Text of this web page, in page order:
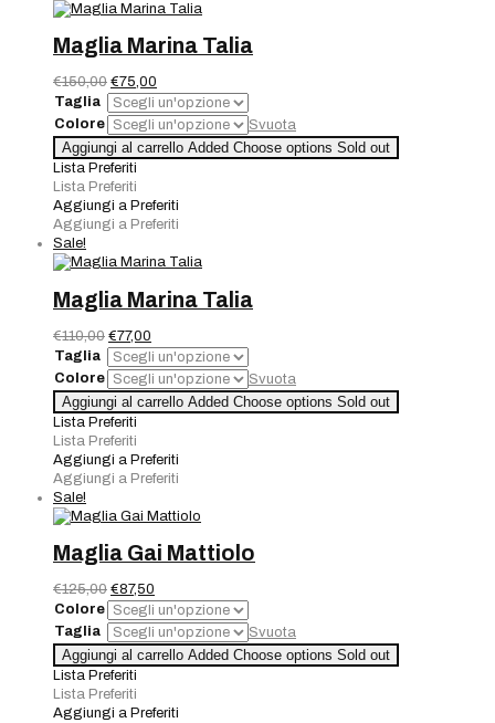
Maglia Marina Talia
€150,00 Il
prezzo
originale
era:
€150,00.
€75,00
prezzo
attuale
è:
€75,00.
Taglia
Colore
Svuota
Maglia
Marina
Talia
quantità
Aggiungi al carrello Added Choose options Sold out
Lista Preferiti
Lista Preferiti
Aggiungi a Preferiti
Aggiungi a Preferiti
Sale!
Maglia Marina Talia
€110,00 Il
prezzo
originale
era:
€110,00.
€77,00
prezzo
attuale
è:
€77,00.
Taglia
Colore
Svuota
Maglia
Marina
Talia
quantità
Aggiungi al carrello Added Choose options Sold out
Lista Preferiti
Lista Preferiti
Aggiungi a Preferiti
Aggiungi a Preferiti
Sale!
Maglia Gai Mattiolo
€125,00 Il
prezzo
originale
era:
€125,00.
€87,50
prezzo
attuale
è:
€87,50.
Colore
Taglia
Svuota
Maglia
Gai
Mattiolo
quantità
Aggiungi al carrello Added Choose options Sold out
Lista Preferiti
Lista Preferiti
Aggiungi a Preferiti